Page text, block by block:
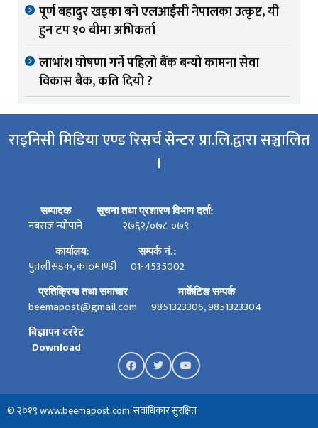
पूर्ण बहादुर खड्का बने एलआईसी नेपालका उत्कृष्ट, यी
हुन टप १० बीमा अभिकर्ता
लाभांश घोषणा गर्ने पहिलो बैंक बन्यो कामना सेवा
विकास बैंक, कति दियो ?
राइनिसी मिडिया एण्ड रिसर्च सेन्टर प्रा.लि.द्वारा सञ्चालित
।
सम्पादक
नबराज न्यौपाने
सूचना तथा प्रशारण विभाग दर्ता:
२७६२/०७८-०७९
कार्यालय:
पुतलीसडक, काठमाण्डौ
सम्पर्क नं.:
01-4535002
प्रतिक्रिया तथा समाचार
beemapost@gmail.com
मार्केटिङ सम्पर्क
9851323306, 9851323304
बिज्ञापन दररेट
Download
© २०१९ www.beemapost.com. सर्वाधिकार सुरक्षित